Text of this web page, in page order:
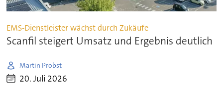
EMS-Dienstleister wächst durch Zukäufe
Scanfil steigert Umsatz und Ergebnis deutlich
Martin Probst
20. Juli 2026